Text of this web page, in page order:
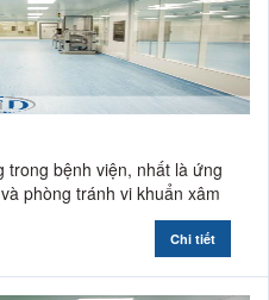
bệnh viện, nhất là ứng
phòng tránh vi khuẩn xâm
Chi tiết